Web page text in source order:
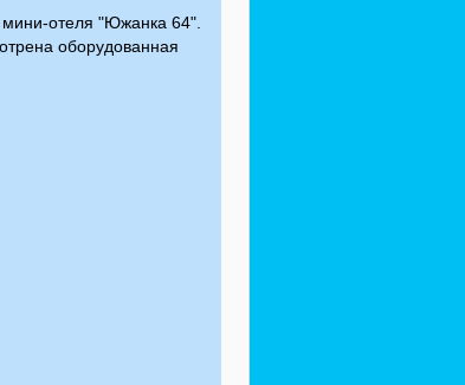
отеля "Южанка 64".
оборудованная